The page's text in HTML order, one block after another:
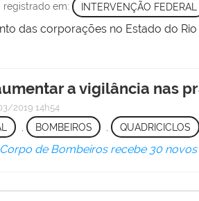
em: INTERVENÇÃO FEDERAL
das corporações no Estado do Rio
a vigilância nas
2019 14h54
BOMBEIROS , QUADRICICLOS
Corpo de Bombeiros recebe 30